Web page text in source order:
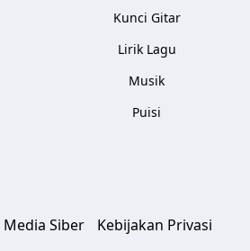
Kunci Gitar
Lirik Lagu
Musik
Puisi
Siber
Kebijakan Privasi